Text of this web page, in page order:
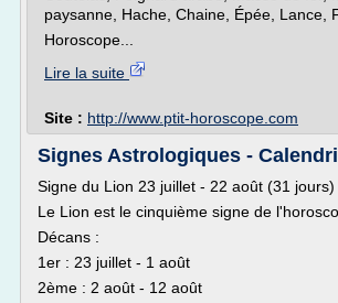
paysanne, Hache, Chaine, Épée, Lance,
Horoscope...
Lire la suite
Site : http://www.ptit-horoscope.com
Signes Astrologiques -
Signe du Lion 23 juillet - 22 août (31 jours)
Le Lion est le cinquième signe de
Décans :
1er : 23 juillet - 1 août
2ème : 2 août - 12 août